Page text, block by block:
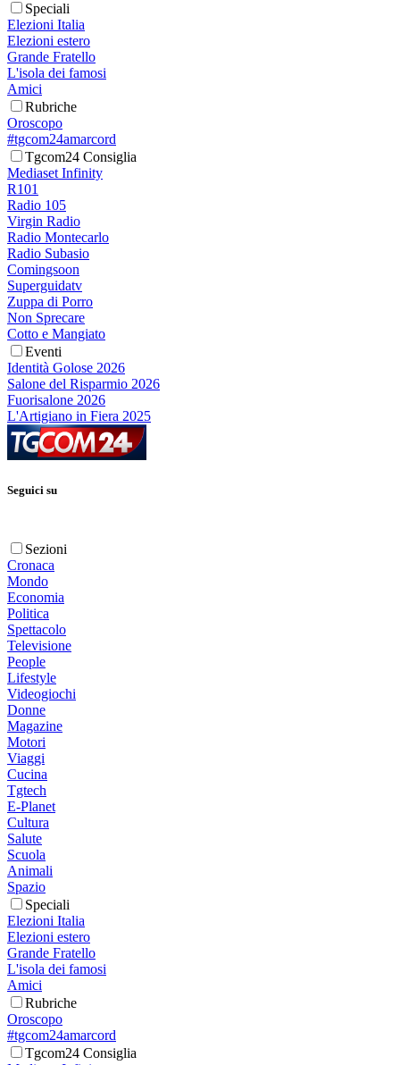
Speciali
Elezioni Italia
Elezioni estero
Grande Fratello
L'isola dei famosi
Amici
Rubriche
Oroscopo
#tgcom24amarcord
Tgcom24 Consiglia
Mediaset Infinity
R101
Radio 105
Virgin Radio
Radio Montecarlo
Radio Subasio
Comingsoon
Superguidatv
Zuppa di Porro
Non Sprecare
Cotto e Mangiato
Eventi
Identità Golose 2026
Salone del Risparmio 2026
Fuorisalone 2026
L'Artigiano in Fiera 2025
Seguici su
Sezioni
Cronaca
Mondo
Economia
Politica
Spettacolo
Televisione
People
Lifestyle
Videogiochi
Donne
Magazine
Motori
Viaggi
Cucina
Tgtech
E-Planet
Cultura
Salute
Scuola
Animali
Spazio
Speciali
Elezioni Italia
Elezioni estero
Grande Fratello
L'isola dei famosi
Amici
Rubriche
Oroscopo
#tgcom24amarcord
Tgcom24 Consiglia